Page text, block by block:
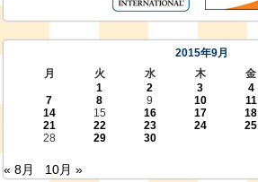
2015年9月
月
火 水 木 金
1
2 3 4
7
8 9 10 11
14
15 16 17 18
21
22 23 24 25
28
29 30
« 8月 10月 »